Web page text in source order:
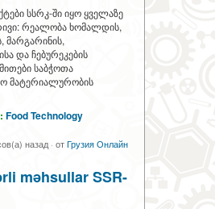
სსრკ-ში იყო ყველაზე
რეალობა ხომალდის,
მარგარინის,
და ჩებურეკების
საბჭოთა
მატერიალურობის
Food Technology
назад · отГрузия Онлайн
məhsullar SSR-